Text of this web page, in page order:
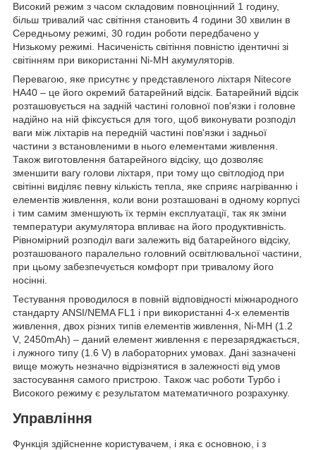
Високий режим з часом складовим повноцінний 1 годину,
більш тривалий час світіння становить 4 години 30 хвилин в
Середньому режимі, 30 годин роботи передбачено у
Низькому режимі. Насиченість світіння повністю ідентичні зі
світінням при використанні Ni-MH акумуляторів.
Перевагою, яке присутнє у представленого ліхтаря Nitecore
HA40 – це його окремий батарейний відсік. Батарейний відсік
розташовується на задній частині головної пов'язки і головне
надійно на ній фіксується для того, щоб виконувати розподіл
ваги між ліхтарів на передній частині пов'язки і задньої
частини з встановленими в нього елементами живлення.
Також виготовлення батарейного відсіку, що дозволяє
зменшити вагу голови ліхтаря, при тому що світлодіод при
світінні виділяє певну кількість тепла, яке сприяє нагріванню і
елементів живлення, коли вони розташовані в одному корпусі
і тим самим зменшують їх термін експлуатації, так як зміни
температури акумулятора впливає на його продуктивність.
Рівномірний розподіл ваги залежить від батарейного відсіку,
розташованого паралельно головний освітлювальної частини,
при цьому забезпечується комфорт при тривалому його
носінні.
Тестування проводилося в повній відповідності міжнародного
стандарту ANSI/NEMA FL1 і при використанні 4-х елементів
живлення, двох різних типів елементів живлення, Ni-MH (1.2
V, 2450mAh) – даний елемент живлення є перезаряджається,
і лужного типу (1.6 V) в лабораторних умовах. Дані зазначені
вище можуть незначно відрізнятися в залежності від умов
застосування самого пристрою. Також час роботи Турбо і
Високого режиму є результатом математичного розрахунку.
Управління
Функція здійсненне користувачем, і яка є основною, і з